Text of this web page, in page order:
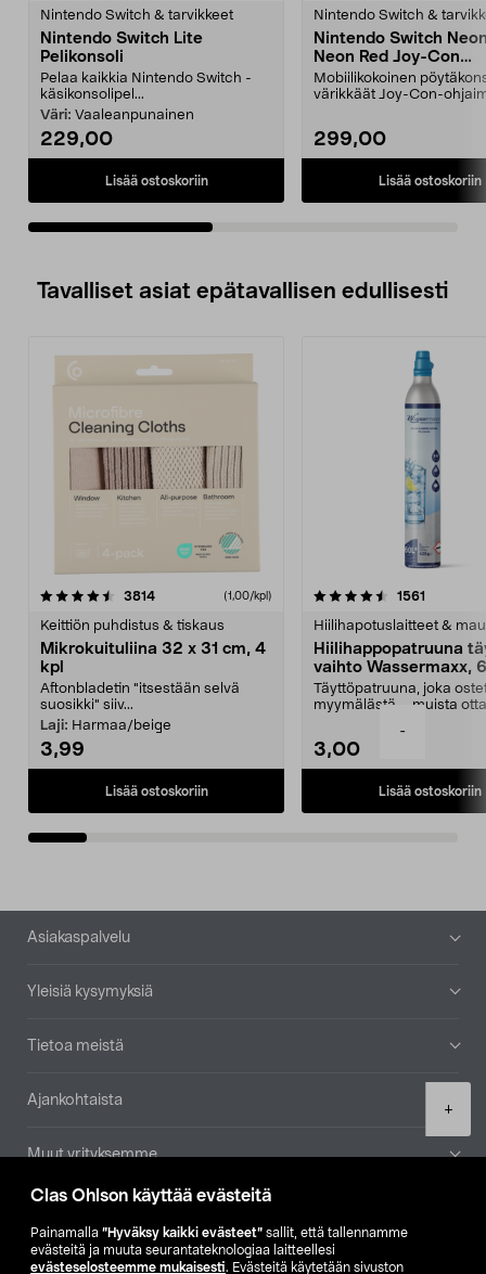
Clas Ohlson käyttää evästeitä
Painamalla ”Hyväksy kaikki evästeet” sallit, että tallennamme
evästeitä ja muuta seurantateknologiaa laitteellesi
evästeselosteemme mukaisesti. Evästeitä käytetään sivuston
-
+
Nintendo Switch & tarvikkeet
Nintendo Switch Lite
Pelikonsoli
Pelaa kaikkia Nintendo Switch -
käsikonsolipel...
Väri: Vaaleanpunainen
229,00
Lisää ostoskoriin
Nintendo Switch &
Nintendo Switch
Neon Red Joy-Con
Pelikonsoli
Mobiilikokoinen
värikkäät Joy-Con-
299,00
Lisää ostoskoriin
Tavalliset asiat epätavallisen edullisesti
3814arvostelut (1,00/kpl)
Keittiön puhdistus & tiskaus
Mikrokuituliina 32 x 31 cm, 4
kpl
Aftonbladetin "itsestään selvä
suosikki" siiv...
Laji: Harmaa/beige
3,99
Lisää ostoskoriin
4.5viidestä
1561
Hiilihapotuslaitteet &
Hiilihappopatruuna
vaihto Wassermaxx,
Täyttöpatruuna, joka
myymälästä – muista
3,00
Lisää ostoskoriin
4.5viidestä
Alatunniste
Asiakaspalvelu
Yleisiä kysymyksiä
Tietoa meistä
Ajankohtaista
Muut yrityksemme
Etsi myymälä
SE NO FI